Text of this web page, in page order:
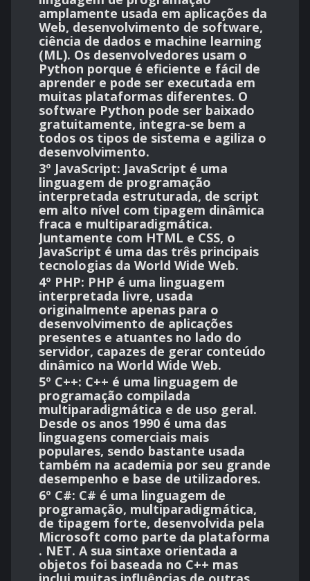
amplamente usada em aplicações da
Web, desenvolvimento de software,
ciência de dados e machine learning
(ML). Os desenvolvedores usam o
Python porque é eficiente e fácil de
aprender e pode ser executada em
muitas plataformas diferentes. O
software Python pode ser baixado
gratuitamente, integra-se bem a
todos os tipos de sistema e agiliza o
desenvolvimento.
3º JavaScript: JavaScript é uma
linguagem de programação
interpretada estruturada, de script
em alto nível com tipagem dinâmica
fraca e multiparadigmática.
Juntamente com HTML e CSS, o
JavaScript é uma das três principais
tecnologias da World Wide Web.
4º PHP: PHP é uma linguagem
interpretada livre, usada
originalmente apenas para o
desenvolvimento de aplicações
presentes e atuantes no lado do
servidor, capazes de gerar conteúdo
dinâmico na World Wide Web.
5º C++: C++ é uma linguagem de
programação compilada
multiparadigmática e de uso geral.
Desde os anos 1990 é uma das
linguagens comerciais mais
populares, sendo bastante usada
também na academia por seu grande
desempenho e base de utilizadores.
6º C#: C# é uma linguagem de
programação, multiparadigmática,
de tipagem forte, desenvolvida pela
Microsoft como parte da plataforma
. NET. A sua sintaxe orientada a
objetos foi baseada no C++ mas